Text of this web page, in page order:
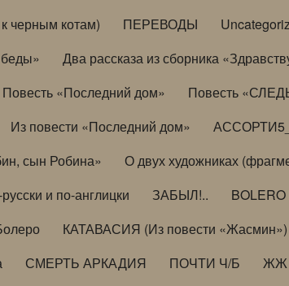
черным котам)
ПЕРЕВОДЫ
Два рассказа из сборника
Повесть «Последний дом» Повесть
Из повести «Последний дом»
сын Робина»
О двух художниках
и по-англицки ЗАБЫЛ!..
КАТАВАСИЯ (Из повести «Жасмин»)
СМЕРТЬ АРКАДИЯ ПОЧТИ Ч/Б ЖЖ